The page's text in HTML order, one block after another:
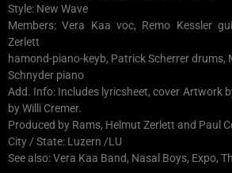
Style: New Wave
Members: Vera Kaa voc, Remo Kessler
Zerlett
hamond-piano-keyb, Patrick Scherrer drums,
Schnyder piano
Add. Info: Includes lyricsheet, cover Artwork
by Willi Cremer.
Produced by Rams, Helmut Zerlett and Paul
City / State: Luzern /LU
See also: Vera Kaa Band, Nasal Boys, Expo,